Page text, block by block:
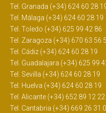
Tel. Granada (+34) 624 60 28
Tel. Málaga (+34) 624 60 28 19
Tel. Toledo (+34) 625 99 42 86
Tel. Zaragoza (+34) 670 63 56
Tel. Cádiz (+34) 624 60 28 19
Tel. Guadalajara (+34) 625 99
Tel. Sevilla (+34) 624 60 28 19
Tel. Huelva (+34) 624 60 28 19
Tel. Alicante (+34) 652 89 12 22
Tel. Cantabria (+34) 669 26 31